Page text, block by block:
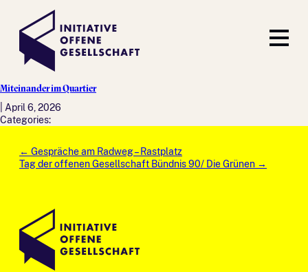
Miteinander im Quartier
April 6, 2026
Categories:
Post
navigation
← Gespräche am Radweg – Rastplatz
Tag der offenen Gesellschaft Bündnis 90/ Die Grünen →